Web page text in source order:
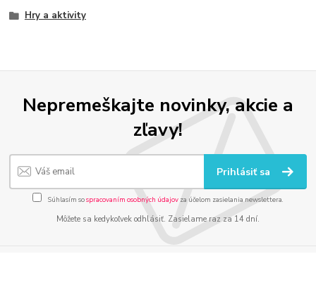
Hry a aktivity
Nepremeškajte novinky, akcie a
zľavy!
Prihlásiť sa
Súhlasím sospracovaním osobných údajov za účelom zasielania newslettera.
Môžete sa kedykoľvek odhlásiť. Zasielame raz za 14 dní.